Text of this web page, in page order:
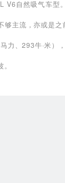
V6自然吸气车型
够主流，亦或是
力、293牛·米）